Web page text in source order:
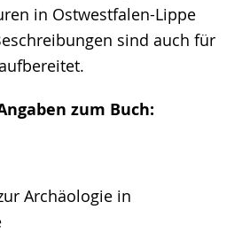
in Ostwestfalen-Lippe
sind auch für
zum Buch:
Archäologie in